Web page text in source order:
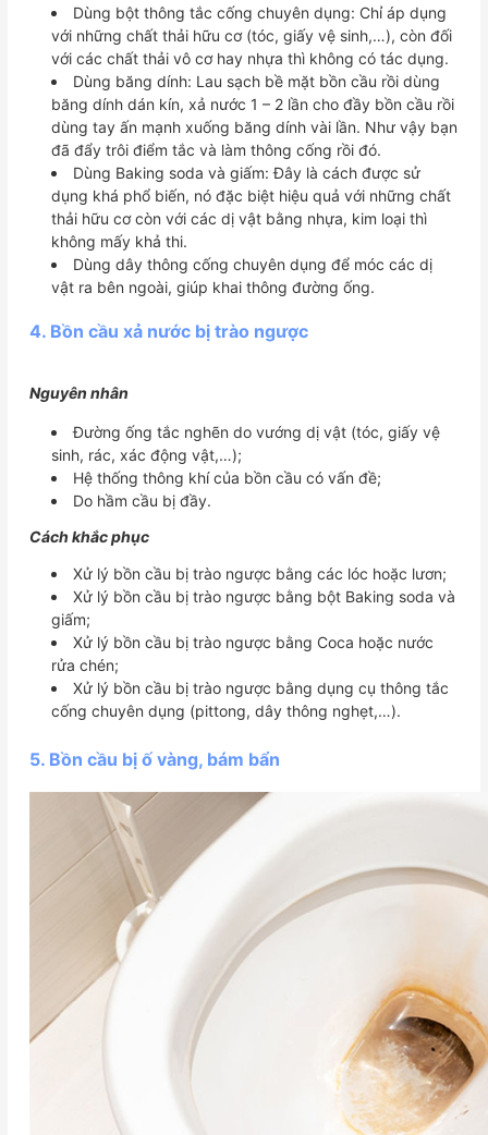
Dùng bột thông tắc cống chuyên dụng: Chỉ áp dụng
với những chất thải hữu cơ (tóc, giấy vệ sinh,…), còn đối
với các chất thải vô cơ hay nhựa thì không có tác dụng.
Dùng băng dính: Lau sạch bề mặt bồn cầu rồi dùng
băng dính dán kín, xả nước 1 – 2 lần cho đầy bồn cầu rồi
dùng tay ấn mạnh xuống băng dính vài lần. Như vậy bạn
đã đẩy trôi điểm tắc và làm thông cống rồi đó.
Dùng Baking soda và giấm: Đây là cách được sử
dụng khá phổ biến, nó đặc biệt hiệu quả với những chất
thải hữu cơ còn với các dị vật bằng nhựa, kim loại thì
không mấy khả thi.
Dùng dây thông cống chuyên dụng để móc các dị
vật ra bên ngoài, giúp khai thông đường ống.
4. Bồn cầu xả nước bị trào ngược
Nguyên nhân
Đường ống tắc nghẽn do vướng dị vật (tóc, giấy vệ
sinh, rác, xác động vật,…);
Hệ thống thông khí của bồn cầu có vấn đề;
Do hầm cầu bị đầy.
Cách khắc phục
Xử lý bồn cầu bị trào ngược bằng các lóc hoặc lươn;
Xử lý bồn cầu bị trào ngược bằng bột Baking soda và
giấm;
Xử lý bồn cầu bị trào ngược bằng Coca hoặc nước
rửa chén;
Xử lý bồn cầu bị trào ngược bằng dụng cụ thông tắc
cống chuyên dụng (pittong, dây thông nghẹt,…).
5. Bồn cầu bị ố vàng, bám bẩn